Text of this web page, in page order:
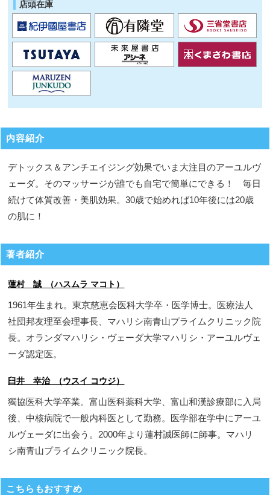
店頭在庫
内容紹介
デトックス＆アンチエイジング効果でいま大注目のアーユルヴ
ェーダ。そのマッサージが誰でも自宅で簡単にできる！ 毎日
続けて体質改善・美肌効果。30歳で始めれば10年後には20歳
の肌に！
著者紹介
蓮村 誠 （ハスムラ マコト）
1961年生まれ。東京慈恵会医科大学卒・医学博士。医療法人
社団邦友理至会理事長、マハリシ南青山プライムクリニック院
長。オランダマハリシ・ヴェーダ大学マハリシ・アーユルヴェ
ーダ認定医。
臼井 幸治 （ウスイ コウジ）
獨協医科大学卒業。富山医科薬科大学、富山和漢診療部に入局
後、中核病院で一般内科医として勤務。医学部在学中にアーユ
ルヴェーダに出会う。2000年より蓮村誠医師に師事。マハリ
シ南青山プライムクリニック院長。
こちらもおすすめ